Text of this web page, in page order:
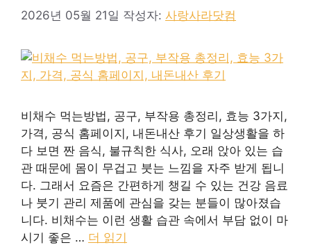
2026년 05월 21일 작성자: 사랑사라닷컴
비채수 먹는방법, 공구, 부작용 총정리, 효능 3가지,
가격, 공식 홈페이지, 내돈내산 후기 일상생활을 하
다 보면 짠 음식, 불규칙한 식사, 오래 앉아 있는 습
관 때문에 몸이 무겁고 붓는 느낌을 자주 받게 됩니
다. 그래서 요즘은 간편하게 챙길 수 있는 건강 음료
나 붓기 관리 제품에 관심을 갖는 분들이 많아졌습
니다. 비채수는 이런 생활 습관 속에서 부담 없이 마
시기 좋은 … 더 읽기